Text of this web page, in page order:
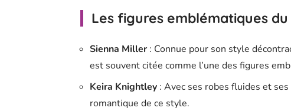
Les figures emblématiques
Sienna Miller : Connue pour son style
est souvent citée comme l’une des figures
Keira Knightley : Avec ses robes fluides et
romantique de ce style.